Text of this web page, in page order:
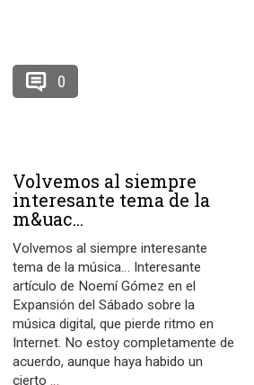
0
Volvemos al siempre
interesante tema de la
m&uac...
Volvemos al siempre interesante
tema de la música… Interesante
artículo de Noemí Gómez en el
Expansión del Sábado sobre la
música digital, que pierde ritmo en
Internet. No estoy completamente de
acuerdo, aunque haya habido un
cierto…